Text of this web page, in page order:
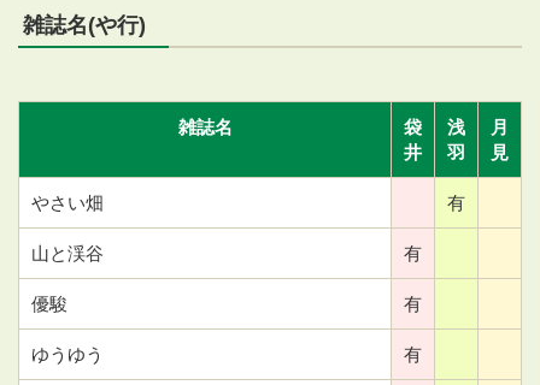
雑誌名(や行)
雑誌名
袋
井
浅
羽
月
見
やさい畑 有
山と渓谷 有
優駿 有
ゆうゆう 有